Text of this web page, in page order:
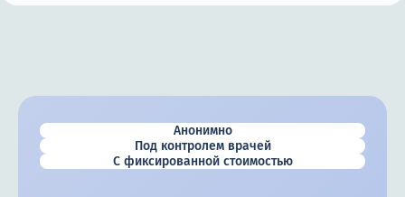
Анонимно
Под контролем врачей
С фиксированной стоимостью